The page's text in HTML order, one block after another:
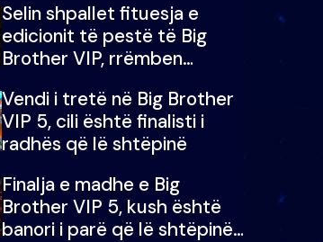
Selin shpallet fituesja e
edicionit të pestë të Big
Brother VIP, rrëmben
mijë eurosh
Vendi i tretë në Big Brother
VIP 5, cili është finalisti i
radhës që lë shtëpinë
Finalja e madhe e Big
Brother VIP 5, kush është
banori i parë që lë shtëpinë